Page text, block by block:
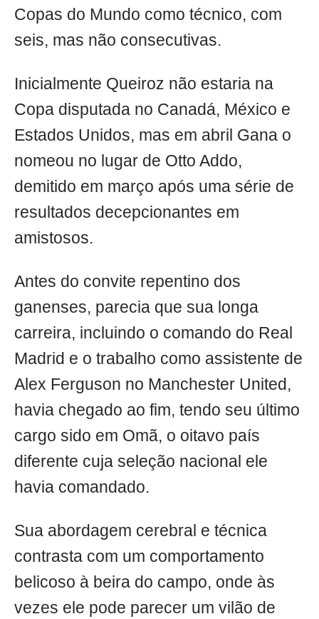
Copas do Mundo como técnico, com
seis, mas não consecutivas.
Inicialmente Queiroz não estaria na
Copa disputada no Canadá, México e
Estados Unidos, mas em abril Gana o
nomeou no lugar de Otto Addo,
demitido em março após uma série de
resultados decepcionantes em
amistosos.
Antes do convite repentino dos
ganenses, parecia que sua longa
carreira, incluindo o comando do Real
Madrid e o trabalho como assistente de
Alex Ferguson no Manchester United,
havia chegado ao fim, tendo seu último
cargo sido em Omã, o oitavo país
diferente cuja seleção nacional ele
havia comandado.
Sua abordagem cerebral e técnica
contrasta com um comportamento
belicoso à beira do campo, onde às
vezes ele pode parecer um vilão de